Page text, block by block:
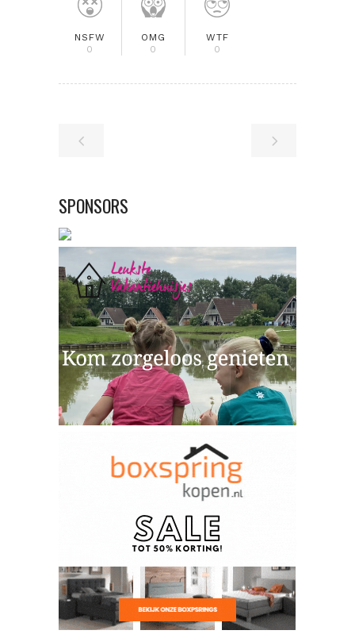
NSFW
0
OMG
0
WTF
0
SPONSORS